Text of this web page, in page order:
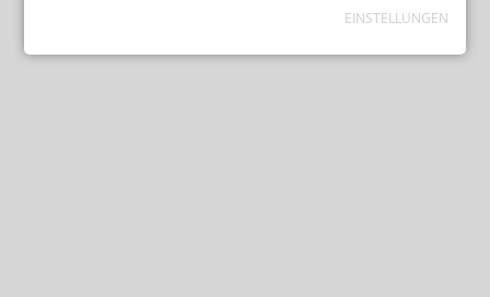
EINSTELLUNGEN